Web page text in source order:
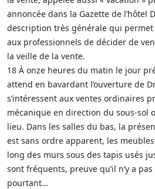
annoncée dans la Gazette de l’hôtel
description très générale qui
aux professionnels de décider de
la veille de la vente.
18 À onze heures du matin le jour
attend en bavardant l’ouverture de
s’intéressent aux ventes ordinaires
mécanique en direction du sous-sol
lieu. Dans les salles du bas, la
est sans ordre apparent, les
long des murs sous des tapis usés
sont fréquents, preuve qu’il n’y a
pourtant…